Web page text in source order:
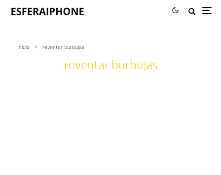
Inicio reventar burbujas
reventar burbujas